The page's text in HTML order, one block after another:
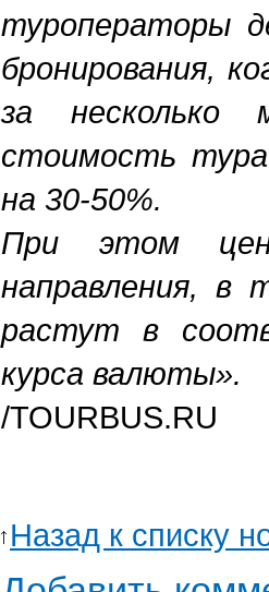
туроператоры
бронирования,
за несколько
стоимость
на 30-50%.
При этом
направления, в
растут в
курса валюты».
/TOURBUS.RU
Назад к списку